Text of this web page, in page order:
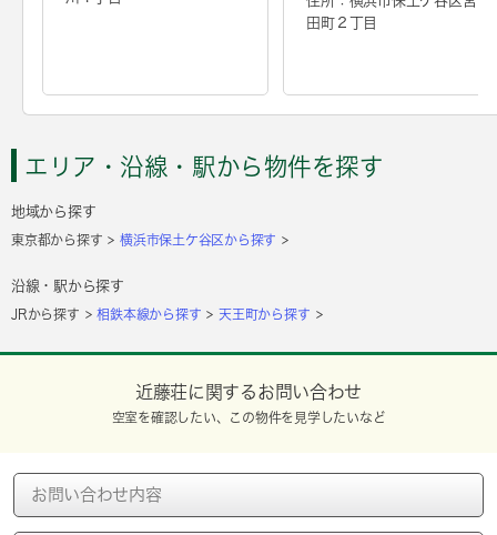
田町２丁目
エリア・沿線・駅から物件を探す
地域から探す
東京都から探す 横浜市保土ケ谷区から探す
沿線・駅から探す
JRから探す 相鉄本線から探す 天王町から探す
近藤荘に関するお問い合わせ
空室を確認したい、この物件を見学したいなど